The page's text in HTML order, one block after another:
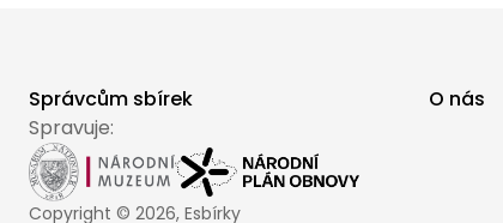
Správcům sbírek
O nás
Spravuje:
Copyright © 2026, Esbírky